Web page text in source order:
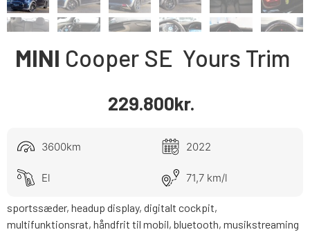
MINI Cooper SE Yours Trim
229.800kr.
3600km 2022
El 71,7 km/l
sportssæder, headup display, digitalt cockpit,
multifunktionsrat, håndfrit til mobil, bluetooth, musikstreaming